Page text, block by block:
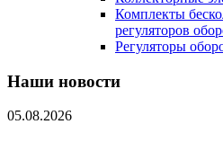
Комплекты
регуляторов
Регуляторы
Наши новости
05.08.2026